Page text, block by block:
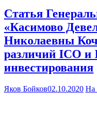
Статья
«Касимово
Николаевны
различий ICO и
инвестирования
Яков Бойков02.10.2020 На